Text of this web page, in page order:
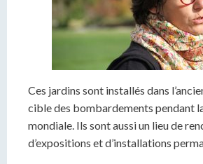
Ces jardins sont installés dans
cible des bombardements pendant
mondiale. Ils sont aussi un lieu de
d’expositions et d’installations